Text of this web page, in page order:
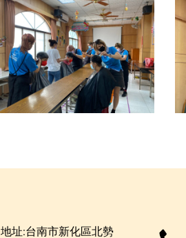
地址:台南市新化區北勢